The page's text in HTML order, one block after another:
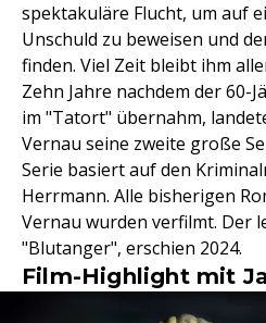
spektakuläre Flucht, um auf
Unschuld zu beweisen und
finden. Viel Zeit bleibt ihm
Zehn Jahre nachdem der 60-
im "Tatort" übernahm,
Vernau seine zweite große
Serie basiert auf den
Herrmann. Alle bisherigen
Vernau wurden verfilmt. Der
"Blutanger", erschien 2024.
Film-Highlight mit